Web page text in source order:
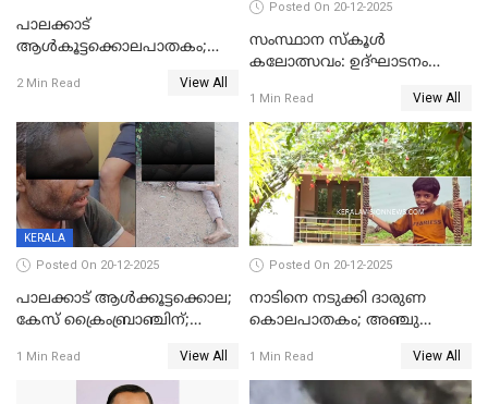
പാലക്കാട്‌
ആൾകൂട്ടക്കൊലപാതകം;
ഊർജ്ജിതമാക്കിമാക്കി
2 Min Read View All
Posted On 20-12-2025
സംസ്ഥാന സ്കൂൾ
കലോത്സവം: ഉദ്ഘാടനം
മുഖ്യാതിഥിയായി
മോഹൻലാൽ
1 Min Read View All
KERALA
Posted On 20-12-2025
പാലക്കാട് ആൾക്കൂട്ടക്കൊല;
കേസ് ക്രൈംബ്രാഞ്ചിന്;
അന്വേഷിക്കും
1 Min Read View All
Posted On 20-12-2025
നാടിനെ നടുക്കി ദാരുണ
കൊലപാതകം; അഞ്ചു
കഴുത്തുഞെരിച്ച് കൊന്നു
1 Min Read View All